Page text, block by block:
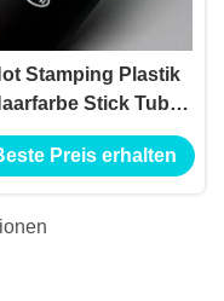
Stamping Plastik
Stick Tube
für anpassbare
Flaschen
Preis erhalten